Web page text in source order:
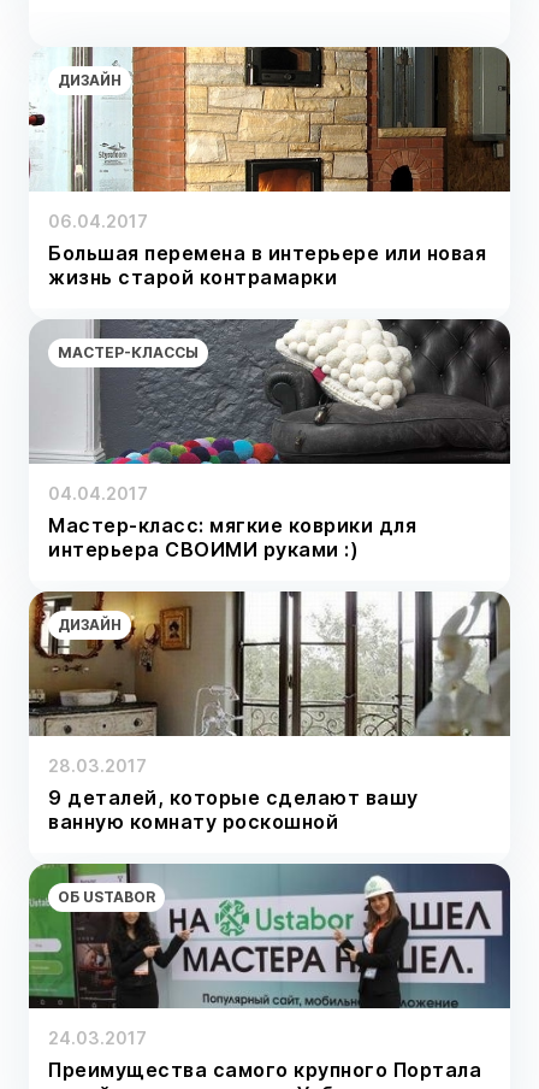
ДИЗАЙН
06.04.2017
Большая перемена в интерьере или новая
жизнь старой контрамарки
МАСТЕР-КЛАССЫ
04.04.2017
Мастер-класс: мягкие коврики для
интерьера СВОИМИ руками :)
ДИЗАЙН
28.03.2017
9 деталей, которые сделают вашу
ванную комнату роскошной
ОБ USTABOR
24.03.2017
Преимущества самого крупного Портала